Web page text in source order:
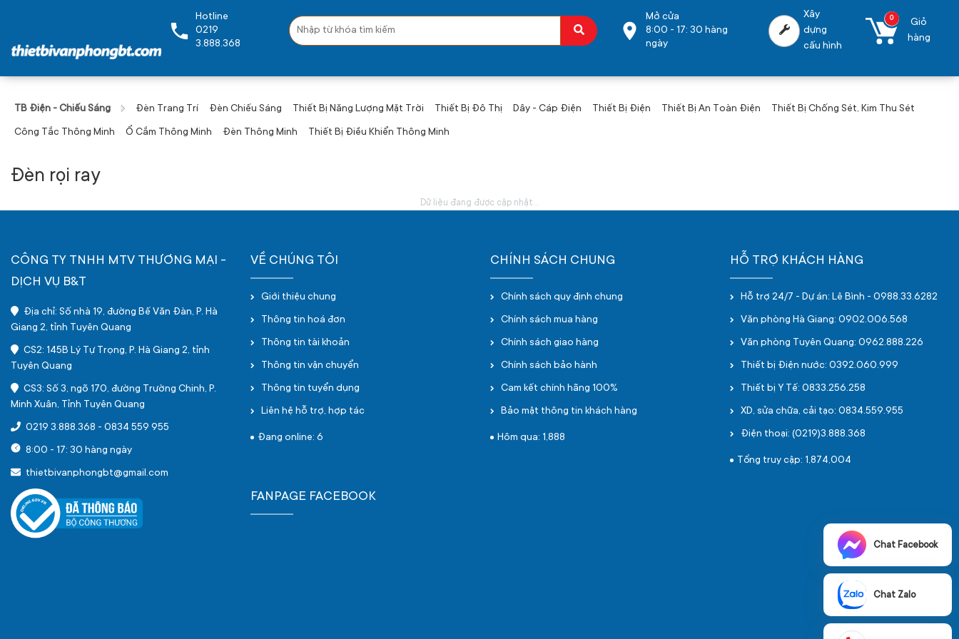
Hotline
0219
3.888.368
Mở cửa
8:00 - 17: 30 hàng
ngày
Xây
dựng
cấu hình
0
Giỏ
hàng
TB Điện - Chiếu Sáng Đèn Trang Trí Đèn Chiếu Sáng Thiết Bị Năng Lượng Mặt Trời Thiết Bị Đô Thị Dây - Cáp Điện Thiết Bị Điện Thiết Bị An Toàn Điện Thiết Bị Chống Sét, Kim Thu Sét
Công Tắc Thông Minh Ổ Cắm Thông Minh Đèn Thông Minh Thiết Bị Điều Khiển Thông Minh
Đèn rọi ray
Dữ liệu đang được cập nhật...
CÔNG TY TNHH MTV THƯƠNG MẠI -
DỊCH VỤ B&T
Địa chỉ: Số nhà 19, đường Bế Văn Đàn, P. Hà
Giang 2, tỉnh Tuyên Quang
CS2: 145B Lý Tự Trọng, P. Hà Giang 2, tỉnh
Tuyên Quang
CS3: Số 3, ngõ 170, đường Trường Chinh, P.
Minh Xuân, Tỉnh Tuyên Quang
0219 3.888.368 - 0834 559 955
8:00 - 17: 30 hàng ngày
thietbivanphongbt@gmail.com
VỀ CHÚNG TÔI
Giới thiệu chung
Thông tin hoá đơn
Thông tin tài khoản
Thông tin vận chuyển
Thông tin tuyển dụng
Liên hệ hỗ trợ, hợp tác
Đang online: 6
CHÍNH SÁCH CHUNG
Chính sách quy định chung
Chính sách mua hàng
Chính sách giao hàng
Chính sách bảo hành
Cam kết chính hãng 100%
Bảo mật thông tin khách hàng
Hôm qua: 1,888
HỖ TRỢ KHÁCH HÀNG
Hỗ trợ 24/7 - Dự án: Lê Bình - 0988.33.6282
Văn phòng Hà Giang: 0902.006.568
Văn phòng Tuyên Quang: 0962.888.226
Thiết bị Điện nước: 0392.060.999
Thiết bị Y Tế: 0833.256.258
XD, sửa chữa, cải tạo: 0834.559.955
Điện thoại: (0219)3.888.368
Tổng truy cập: 1,874,004
FANPAGE FACEBOOK
Chat Facebook
Chat Zalo